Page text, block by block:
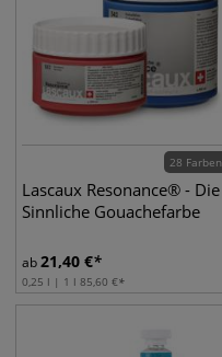
28 Farben
Lascaux Resonance® - Die
Sinnliche Gouachefarbe
ab21,40 €
0,25 l | 1 l 85,60 €